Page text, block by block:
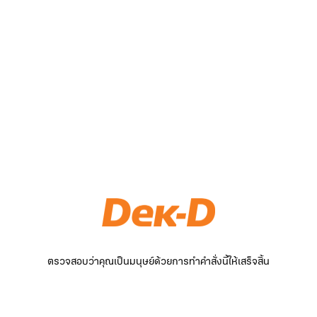
ตรวจสอบว่าคุณเป็นมนุษย์ด้วยการทำคำสั่งนี้ให้เสร็จสิ้น